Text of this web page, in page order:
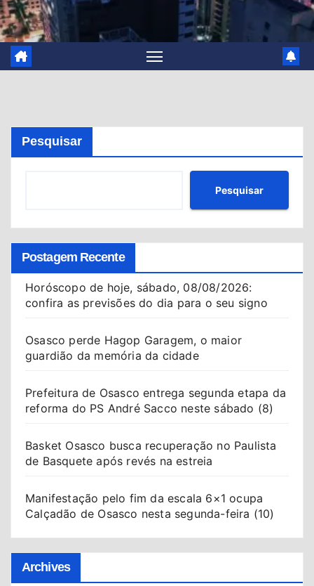
Pesquisar
Pesquisar
Postagem Recente
Horóscopo de hoje, sábado, 08/08/2026:
confira as previsões do dia para o seu signo
Osasco perde Hagop Garagem, o maior
guardião da memória da cidade
Prefeitura de Osasco entrega segunda etapa da
reforma do PS André Sacco neste sábado (8)
Basket Osasco busca recuperação no Paulista
de Basquete após revés na estreia
Manifestação pelo fim da escala 6×1 ocupa
Calçadão de Osasco nesta segunda-feira (10)
Archives